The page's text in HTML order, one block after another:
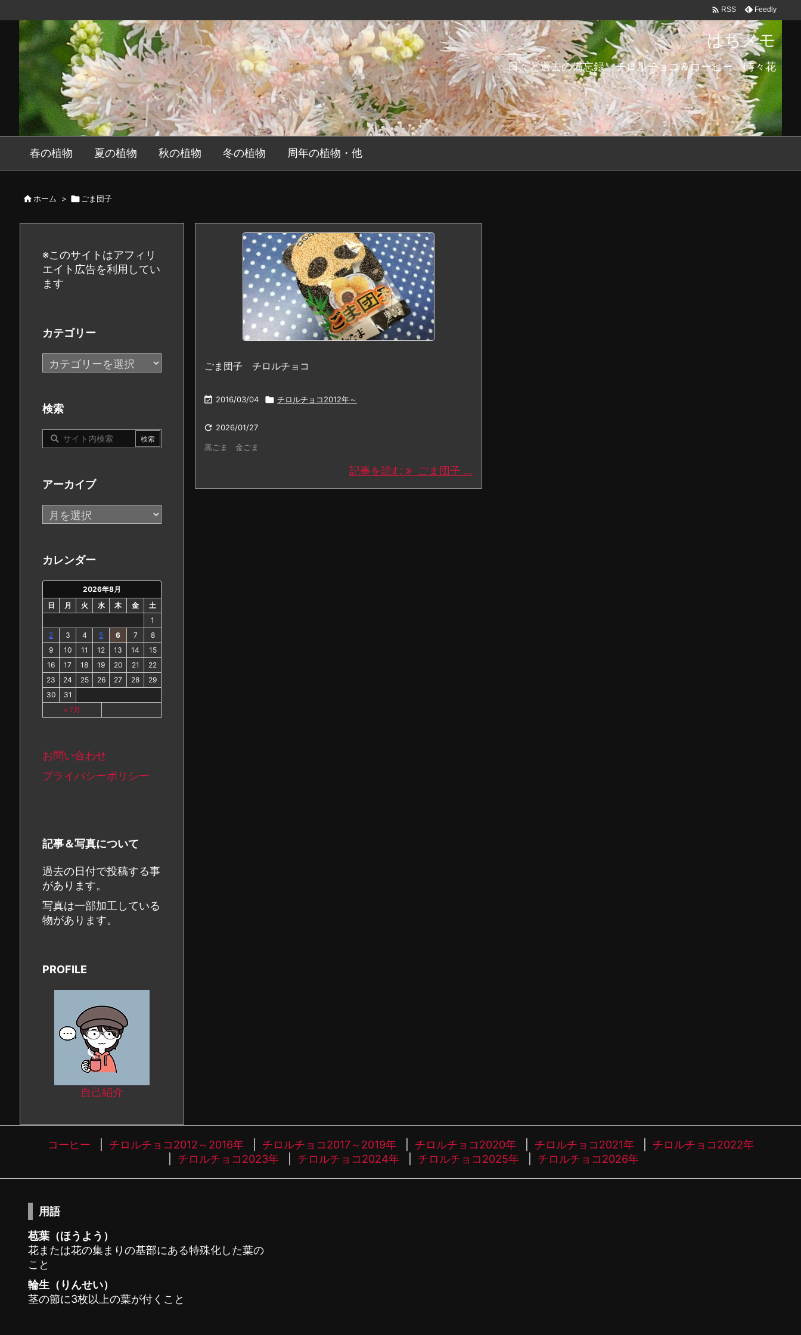
はちメモ
日々と過去の備忘録 チロルチョコ＆コーヒー 時々花
春の植物 夏の植物 秋の植物 冬の植物 周年の植物・他
 RSS Feedly
 ホーム >  ごま団子
ごま団子 チロルチョコ
 2016/03/04  チロルチョコ2012年～
 2026/01/27
黒ごま 金ごま
記事を読む ごま団子 ...
※このサイトはアフィリ
エイト広告を利用してい
ます
カテゴリー
カ
テ
リ
ー
検索
アーカイブ
ア
ー
イ
ブ
カレンダー
2026年8月
日
月 火 水 木 金
土
1
2
3 4 5 6 7
8
9
10 11 12 13 14
15
16
17 18 19 20 21
22
23
24 25 26 27 28
29
30
31
« 7月
お問い合わせ
プライバシーポリシー
記事＆写真について
過去の日付で投稿する事
があります。
写真は一部加工している
物があります。
PROFILE
自己紹介
コーヒー チロルチョコ2012～2016年 チロルチョコ2017～2019年 チロルチョコ2020年 チロルチョコ2021年
チロルチョコ2022年
チロルチョコ2023年
チロルチョコ2024年 チロルチョコ2025年 チロルチョコ2026年
用語
苞葉（ほうよう）
花または花の集まりの基部にある特殊化した葉の
こと
輪生（りんせい）
茎の節に3枚以上の葉が付くこと